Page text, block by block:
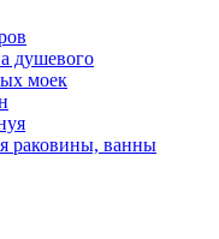
душевого
моек
раковины, ванны